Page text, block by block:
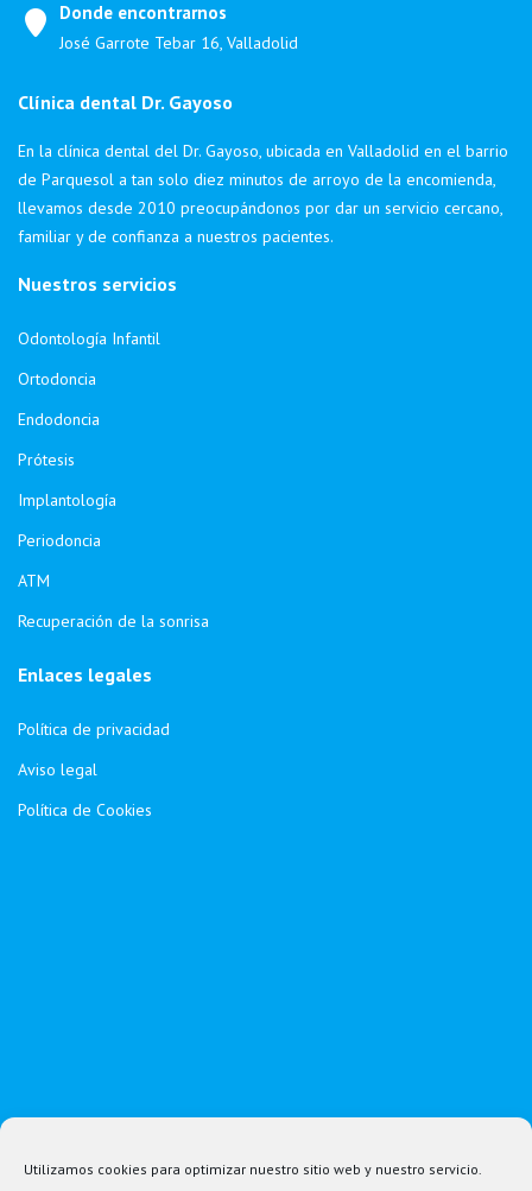
Utilizamos cookies para optimizar nuestro sitio web y nuestro servicio.
Donde encontrarnos
José Garrote Tebar 16, Valladolid
Clínica dental Dr. Gayoso
En la clínica dental del Dr. Gayoso, ubicada en Valladolid en el barrio
de Parquesol a tan solo diez minutos de arroyo de la encomienda,
llevamos desde 2010 preocupándonos por dar un servicio cercano,
familiar y de confianza a nuestros pacientes.
Nuestros servicios
Odontología Infantil
Ortodoncia
Endodoncia
Prótesis
Implantología
Periodoncia
ATM
Recuperación de la sonrisa
Enlaces legales
Política de privacidad
Aviso legal
Política de Cookies